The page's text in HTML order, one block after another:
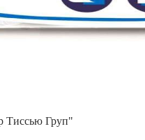
Тиссью Груп"